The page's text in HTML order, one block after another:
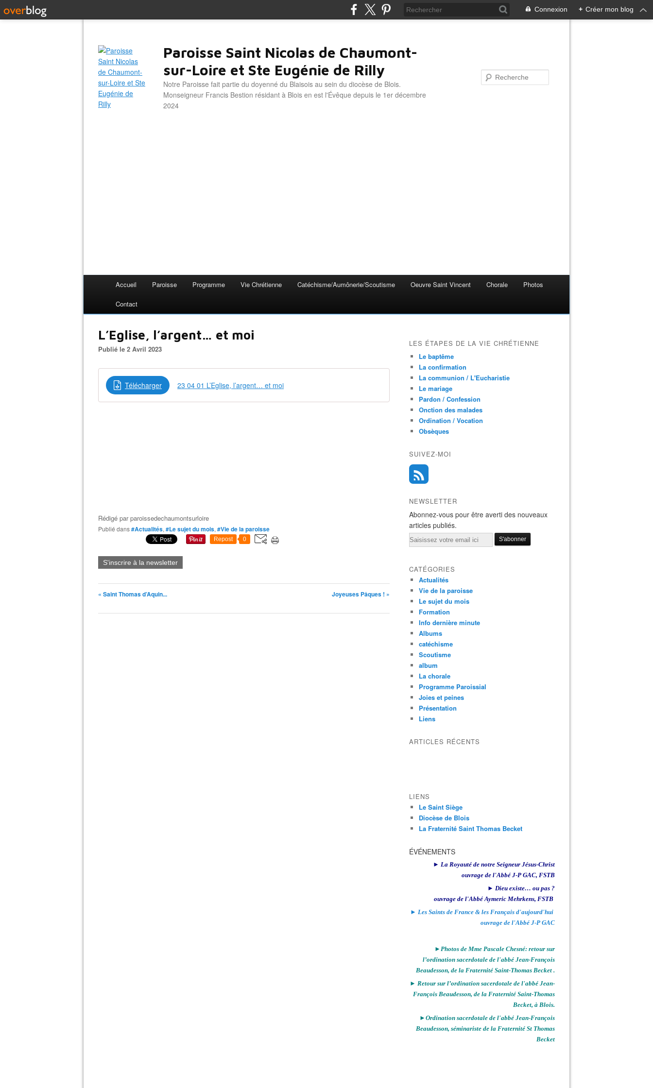
Connexion + Créer mon blog
Paroisse Saint Nicolas de Chaumont-
sur-Loire et Ste Eugénie de Rilly
Notre Paroisse fait partie du doyenné du Blaisois au sein du diocèse de Blois.
Monseigneur Francis Bestion résidant à Blois en est l'Évêque depuis le 1er décembre
2024
Accueil Paroisse Programme Vie Chrétienne Catéchisme/Aumônerie/Scoutisme Oeuvre Saint Vincent Chorale Photos
Contact
L’Eglise, l’argent… et moi
Publié le 2 Avril 2023
Télécharger 23 04 01 L’Eglise, l’argent… et moi
Rédigé parparoissedechaumontsurloire
Publié dans#Actualités, #Le sujet du mois, #Vie de la paroisse
Repost 0
S'inscrire à la newsletter
« Saint Thomas d’Aquin... Joyeuses Pâques ! »
LES ÉTAPES DE LA VIE CHRÉTIENNE
Le baptême
La confirmation
La communion / L'Eucharistie
Le mariage
Pardon / Confession
Onction des malades
Ordination / Vocation
Obsèques
SUIVEZ-MOI
NEWSLETTER
Abonnez-vous pour être averti des nouveaux
articles publiés.
Email
CATÉGORIES
Actualités
Vie de la paroisse
Le sujet du mois
Formation
Info dernière minute
Albums
catéchisme
Scoutisme
album
La chorale
Programme Paroissial
Joies et peines
Présentation
Liens
ARTICLES RÉCENTS
LIENS
Le Saint Siège
Diocèse de Blois
La Fraternité Saint Thomas Becket
ÉVÉNEMENTS
► La Royauté de notre Seigneur Jésus-Christ
ouvrage de l'Abbé J-P GAC, FSTB
► Dieu existe… ou pas ?
ouvrage de l'Abbé Aymeric Mehrkens, FSTB
► Les Saints de France & les Français d'aujourd'hui
ouvrage de l'Abbé J-P GAC
►Photos de Mme Pascale Chesné: retour sur
l’ordination sacerdotale de l'abbé Jean-François
Beaudesson, de la Fraternité Saint-Thomas Becket .
► Retour sur l’ordination sacerdotale de l'abbé Jean-
François Beaudesson, de la Fraternité Saint-Thomas
Becket, à Blois.
►Ordination sacerdotale de l'abbé Jean-François
Beaudesson, séminariste de la Fraternité St Thomas
Becket